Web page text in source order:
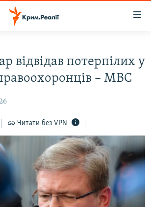
відвідав потерпілих у
– МВС
Читати без VPN